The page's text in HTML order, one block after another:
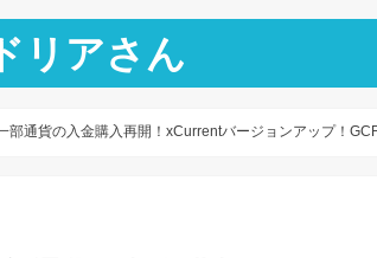
リアさん
部通貨の入金購入再開！xCurrentバージョンアップ！